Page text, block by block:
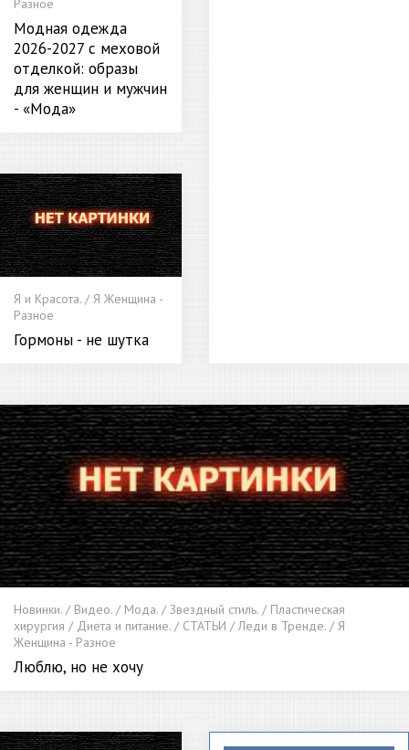
Разное
Модная одежда
2026-2027 с меховой
отделкой: образы
для женщин и мужчин
- «Мода»
Новинки. / Видео. / Мода. / Звездный стиль. / Пластическая
хирургия / Диета и питание. / СТАТЬИ / Леди в Тренде. / Я
Женщина - Разное
Люблю, но не хочу
Я и Красота. / Я Женщина -
Разное
Гормоны - не шутка